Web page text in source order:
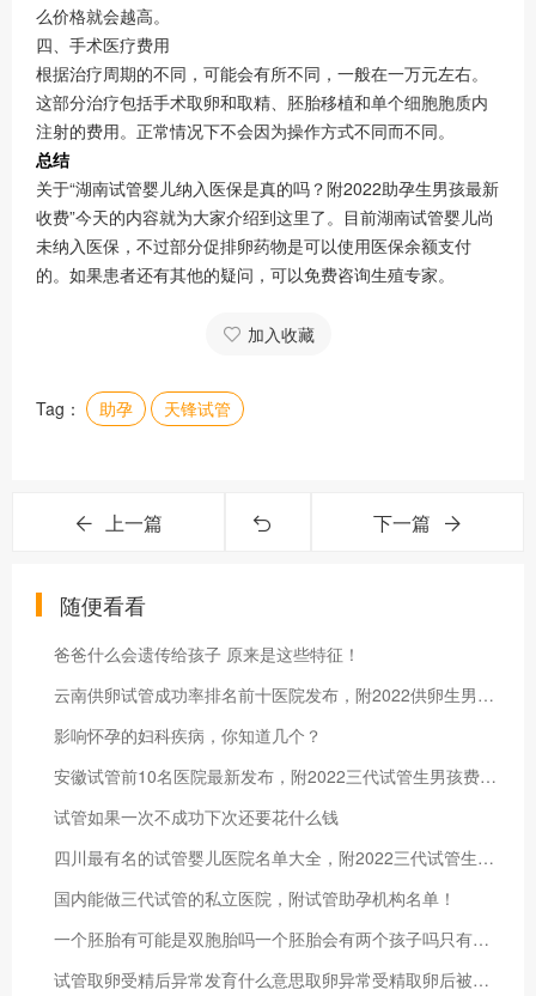
么价格就会越高。
四、手术医疗费用
根据治疗周期的不同，可能会有所不同，一般在一万元左右。
这部分治疗包括手术取卵和取精、胚胎移植和单个细胞胞质内
注射的费用。正常情况下不会因为操作方式不同而不同。
总结
关于“湖南试管婴儿纳入医保是真的吗？附2022助孕生男孩最新
收费”今天的内容就为大家介绍到这里了。目前湖南试管婴儿尚
未纳入医保，不过部分促排卵药物是可以使用医保余额支付
的。如果患者还有其他的疑问，可以免费咨询生殖专家。
加入收藏
Tag： 助孕 天锋试管
上一篇 下一篇
随便看看
爸爸什么会遗传给孩子 原来是这些特征！
云南供卵试管成功率排名前十医院发布，附2022供卵生男孩费用标准
影响怀孕的妇科疾病，你知道几个？
安徽试管前10名医院最新发布，附2022三代试管生男孩费用明细
试管如果一次不成功下次还要花什么钱
四川最有名的试管婴儿医院名单大全，附2022三代试管生男孩费用参考
国内能做三代试管的私立医院，附试管助孕机构名单！
一个胚胎有可能是双胞胎吗一个胚胎会有两个孩子吗只有一个胚胎会生双胞胎吗？
试管取卵受精后异常发育什么意思取卵异常受精取卵后被告知有异常卵怎么办？